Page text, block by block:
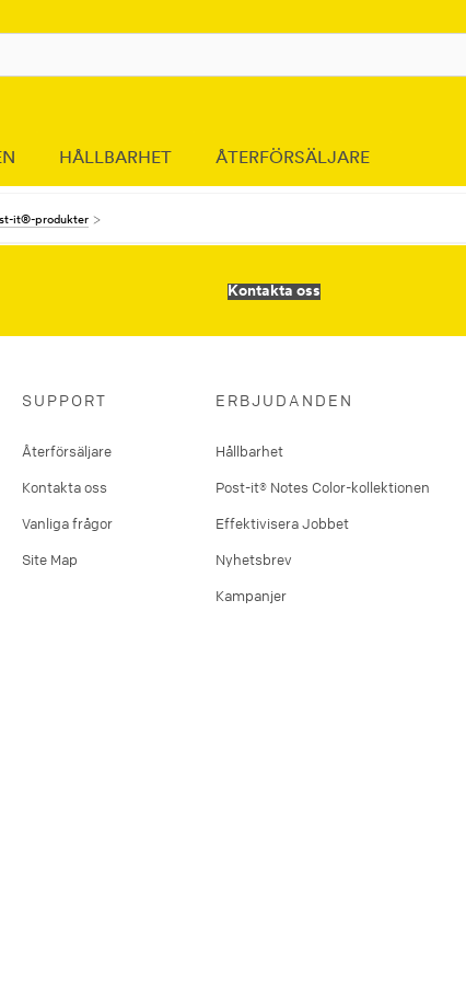
HÅLLBARHET ÅTERFÖRSÄLJARE
it®-produkter
Kontakta oss
SUPPORT
Återförsäljare
Kontakta oss
Vanliga frågor
Site Map
ERBJUDANDEN
Hållbarhet
Post-it® Notes Color-kollektionen
Effektivisera Jobbet
Nyhetsbrev
Kampanjer